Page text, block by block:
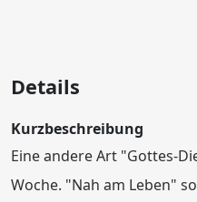
Details
Kurzbeschreibung
Eine andere Art "Gottes-
Woche. "Nah am Leben"